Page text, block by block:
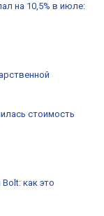
на 10,5% в июле:
стоимость
как это